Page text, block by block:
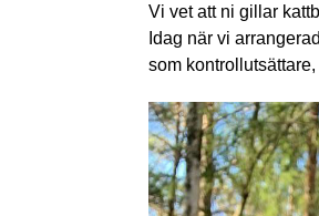
Vi vet att ni gillar
Idag när vi
som